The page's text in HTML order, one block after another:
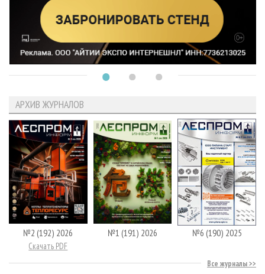
АРХИВ ЖУРНАЛОВ
№2 (192) 2026
Скачать PDF
№1 (191) 2026 №6 (190) 2025
Все журналы